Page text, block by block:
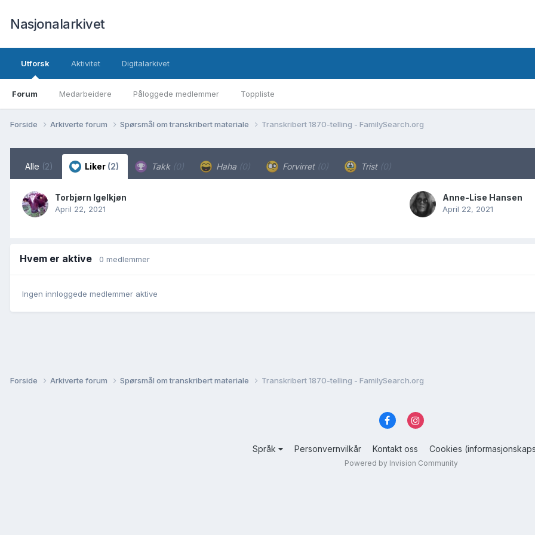
Nasjonalarkivet
Utforsk
Forum Medarbeidere Påloggede medlemmer Toppliste
Aktivitet Digitalarkivet
Forside Arkiverte forum Spørsmål om transkribert materiale Transkribert 1870-telling - FamilySearch.org
Alle (2) Liker (2) Takk (0) Haha (0) Forvirret (0) Trist (0)
Torbjørn Igelkjøn
April 22, 2021
Anne-Lise Hansen
April 22, 2021
Hvem er aktive 0 medlemmer
Ingen innloggede medlemmer aktive
Forside Arkiverte forum Spørsmål om transkribert materiale Transkribert 1870-telling - FamilySearch.org
Språk Personvernvilkår Kontakt oss Cookies
Powered by Invision Community